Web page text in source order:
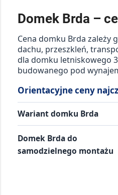
Domek Brda –
Cena domku Brda zależy
dachu, przeszkleń,
dla domku letniskowego
budowanego pod
Orientacyjne ceny
Wariant domku Brda
Domek Brda do
samodzielnego montażu